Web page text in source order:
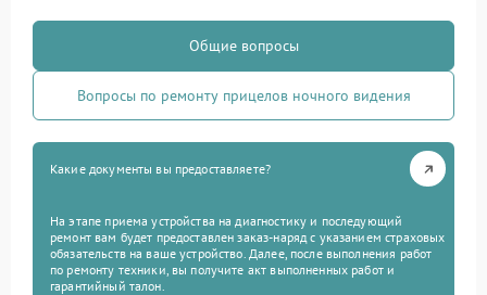
Общие вопросы
Вопросы по ремонту прицелов ночного видения
Какие документы вы предоставляете?
На этапе приема устройства на диагностику и последующий
ремонт вам будет предоставлен заказ-наряд с указанием страховых
обязательств на ваше устройство. Далее, после выполнения работ
по ремонту техники, вы получите акт выполненных работ и
гарантийный талон.